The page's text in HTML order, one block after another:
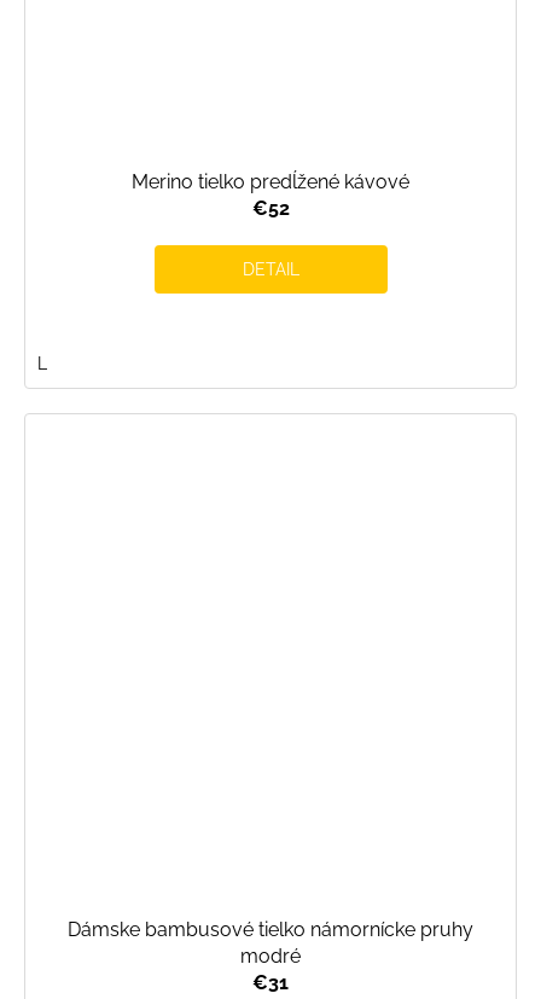
Merino tielko predĺžené kávové
€52
DETAIL
L
Dámske bambusové tielko námornícke pruhy
modré
€31